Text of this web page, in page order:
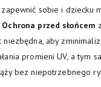
sobie i dziecku
Ochrona przed słońcem z
niezbędna, aby
promieni UV, a tym
bez niepotrzebnego